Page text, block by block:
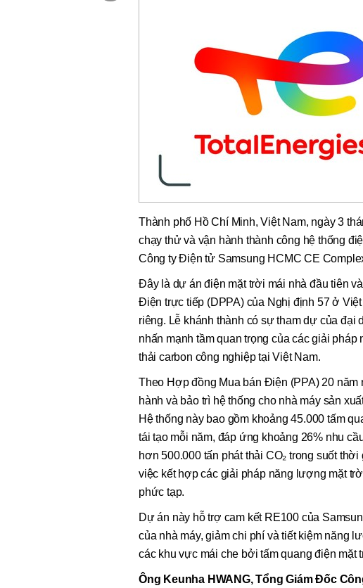
Thành phố Hồ Chí Minh, Việt Nam, ngày 3
chạy thử và vận hành thành công hệ thống
Công ty Điện tử Samsung HCMC CE
Đây là dự án điện mặt trời mái nhà đầu tiên
Điện trực tiếp (DPPA) của Nghị định 57 ở
riêng. Lễ khánh thành có sự tham dự của
nhấn mạnh tầm quan trọng của các giải
thải carbon công nghiệp tại Việt Nam.
Theo Hợp đồng Mua bán Điện (PPA) 20 năm
hành và bảo trì hệ thống cho nhà máy sản
Hệ thống này bao gồm khoảng 45.000 tấm
tái tạo mỗi năm, đáp ứng khoảng 26% nhu
hơn 500.000 tấn phát thải CO₂ trong suốt
việc kết hợp các giải pháp năng lượng mặt
phức tạp.
Dự án này hỗ trợ cam kết RE100 của
của nhà máy, giảm chi phí và tiết kiệm năng
các khu vực mái che bởi tấm quang điện mặt
Ông Keunha HWANG, Tổng Giám Đốc